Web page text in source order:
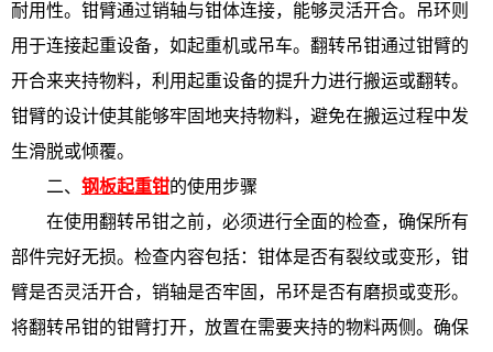
耐用性。钳臂通过销轴与钳体连接，能够灵活开合。吊环则
用于连接起重设备，如起重机或吊车。翻转吊钳通过钳臂的
开合来夹持物料，利用起重设备的提升力进行搬运或翻转。
钳臂的设计使其能够牢固地夹持物料，避免在搬运过程中发
生滑脱或倾覆。
二、 钢板起重钳的使用步骤
在使用翻转吊钳之前，必须进行全面的检查，确保所有
部件完好无损。检查内容包括：钳体是否有裂纹或变形，钳
臂是否灵活开合，销轴是否牢固，吊环是否有磨损或变形。
将翻转吊钳的钳臂打开，放置在需要夹持的物料两侧。确保